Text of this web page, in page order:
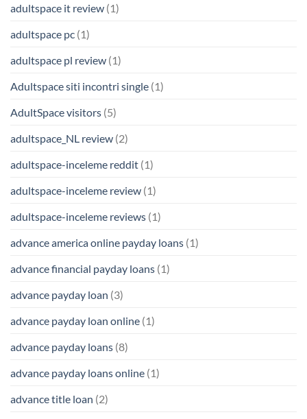
adultspace it review (1)
adultspace pc (1)
adultspace pl review (1)
Adultspace siti incontri single (1)
AdultSpace visitors (5)
adultspace_NL review (2)
adultspace-inceleme reddit (1)
adultspace-inceleme review (1)
adultspace-inceleme reviews (1)
advance america online payday loans (1)
advance financial payday loans (1)
advance payday loan (3)
advance payday loan online (1)
advance payday loans (8)
advance payday loans online (1)
advance title loan (2)